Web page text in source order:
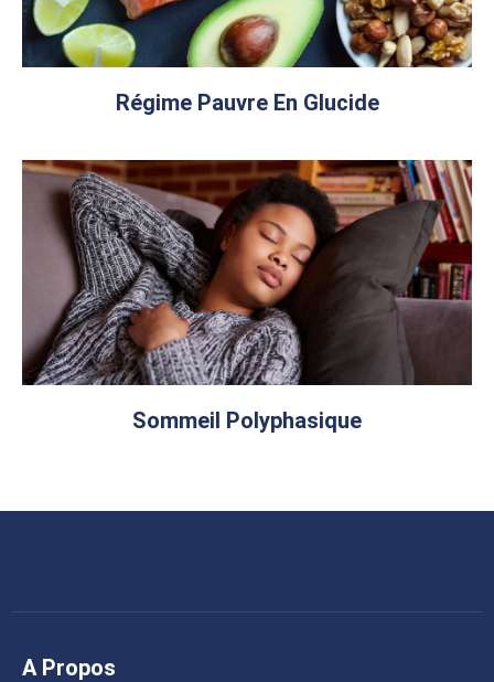
Régime Pauvre En Glucide
Sommeil Polyphasique
A Propos